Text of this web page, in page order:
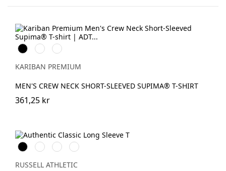
Svart Vit
Deep
Navy
KARIBAN PREMIUM
MEN'S CREW NECK SHORT-SLEEVED SUPIMA® T-SHIRT
361,25 kr
BlackWhiteFrench
Navy
Convoy
Grey
(Solid)
RUSSELL ATHLETIC